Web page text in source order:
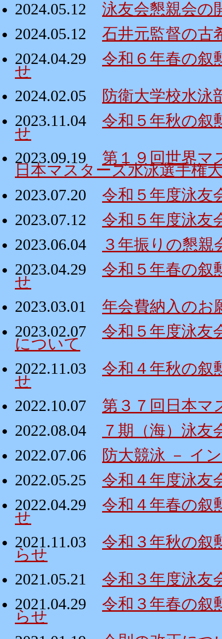
2024.05.12
泳友会懇親会の
2024.05.12
石井元監督の古
2024.04.29
令和６年春の叙
せ
2024.02.05
防衛大学校水泳
2023.11.04
令和５年秋の叙
せ
2023.09.19
第１９回世界
日本マスターズ水泳選手権
2023.07.20
令和５年度泳友
2023.07.12
令和５年度泳友
2023.06.04
３年振りの懇親
2023.04.29
令和５年春の叙
せ
2023.03.01
年会費納入のお
2023.02.07
令和５年度泳友
について
2022.11.03
令和４年秋の叙
せ
2022.10.07
第３７回日本マ
2022.08.04
７期（海）泳友
2022.07.06
防大競泳 － イ
2022.05.25
令和４年度泳友
2022.04.29
令和４年春の叙
せ
2021.11.03
令和３年秋の叙
らせ
2021.05.21
令和３年度泳友
2021.04.29
令和３年春の叙
らせ